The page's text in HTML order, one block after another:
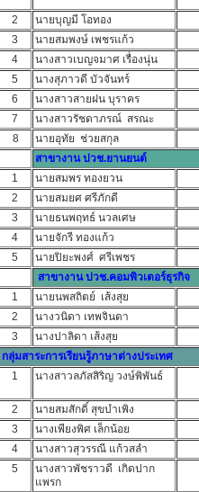
2
นายบุญมี โอทอง
3
นายสมพงษ์ เพชรแก้ว
4
นางสาวเบญจมาศ เรื่องนุ่น
5
นางสุภาวดี บัวจันทร์
6
นางสาวสายฝน บุราคร
7
นางสาวรัชดาภรณ์ สรณะ
8
นายอุทัย ช่วยสกุล
สาขางาน ปวช.ยานยนต์
1
นายสมพร ทองยวน
2
นายสมยศ ศรีภักดี
3
นายธนพฤทธ์ นวลเศษ
4
นายจักรี ทองแก้ว
5
นายปิยะพงศ์ ศรีเพชร
สาขางาน ปวช.คอมพิวเตอร์ธุรกิจ
1
นายนพสถิตย์ เส้งสุย
2
นางวนิดา เทพจินดา
3
นางปาลิดา เส้งสุย
กลุ่มสาระการเรียนรู้ภาษาต่างประเทศ
1
นางสาวลภัสสิริญ วงษ์พิพันธ์
2
นายสมสักดิ์ สุขบำเพิง
3
นางเพียงพิศ เล็กน้อย
4
นางสาวสุวรรณี แก้วสลำ
5
นางสาวพัชราวดี เกิดปาก
แพรก